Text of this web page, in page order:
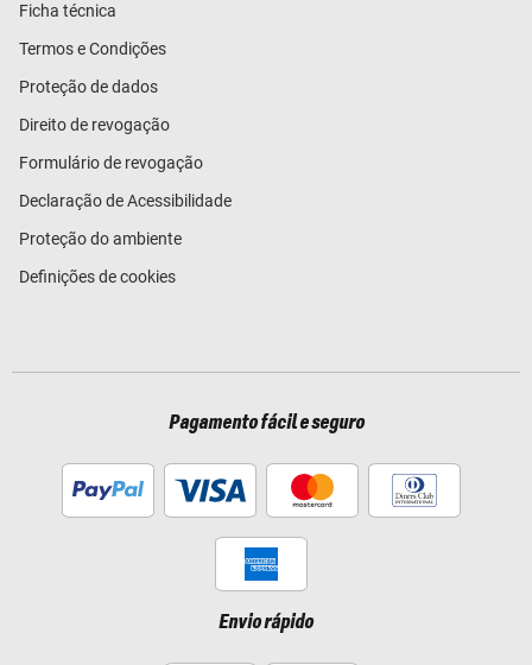
Ficha técnica
Termos e Condições
Proteção de dados
Direito de revogação
Formulário de revogação
Declaração de Acessibilidade
Proteção do ambiente
Definições de cookies
Pagamento fácil e seguro
Envio rápido